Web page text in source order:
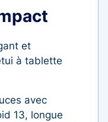
et
à tablette
avec
13, longue